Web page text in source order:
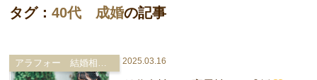
タグ：40代 成婚の記事
2025.03.16